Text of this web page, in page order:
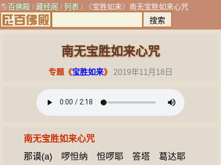
🌎百佛殿 / 藏经阁 / 列表 / 《宝胜如来》 南无宝胜如来心咒
南无宝胜如来心咒
专题《宝胜如来》 2019年11月18日
南无宝胜如来心咒
那谟(a) 啰怛纳 怛啰耶 答塔 葛达耶